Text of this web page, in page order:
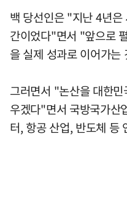
백 당선인은 "지난 4년은
간이었다"면서 "앞으로
을 실제 성과로 이어가는
그러면서 "논산을 대한
우겠다"면서 국방국가산
터, 항공 산업, 반도체 등